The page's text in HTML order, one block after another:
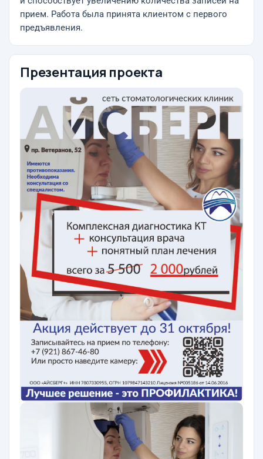
прием. Работа была принята клиентом с первого
предъявления.
Презентация проекта